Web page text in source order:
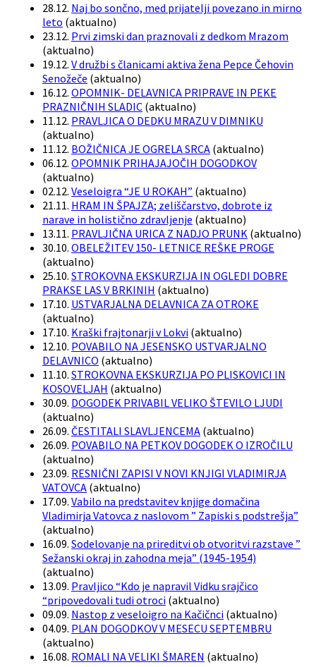
28.12. Naj bo sončno, med prijatelji povezano in mirno
leto (aktualno)
23.12. Prvi zimski dan praznovali z dedkom Mrazom
(aktualno)
19.12. V družbi s članicami aktiva žena Pepce Čehovin
Senožeče (aktualno)
16.12. OPOMNIK- DELAVNICA PRIPRAVE IN PEKE
PRAZNIČNIH SLADIC (aktualno)
11.12. PRAVLJICA O DEDKU MRAZU V DIMNIKU
(aktualno)
11.12. BOŽIČNICA JE OGRELA SRCA (aktualno)
06.12. OPOMNIK PRIHAJAJOČIH DOGODKOV
(aktualno)
02.12. Veseloigra “JE U ROKAH” (aktualno)
21.11. HRAM IN ŠPAJZA; zeliščarstvo, dobrote iz
narave in holistično zdravljenje (aktualno)
13.11. PRAVLJIČNA URICA Z NADJO PRUNK (aktualno)
30.10. OBELEŽITEV 150- LETNICE REŠKE PROGE
(aktualno)
25.10. STROKOVNA EKSKURZIJA IN OGLEDI DOBRE
PRAKSE LAS V BRKINIH (aktualno)
17.10. USTVARJALNA DELAVNICA ZA OTROKE
(aktualno)
17.10. Kraški frajtonarji v Lokvi (aktualno)
12.10. POVABILO NA JESENSKO USTVARJALNO
DELAVNICO (aktualno)
11.10. STROKOVNA EKSKURZIJA PO PLISKOVICI IN
KOSOVELJAH (aktualno)
30.09. DOGODEK PRIVABIL VELIKO ŠTEVILO LJUDI
(aktualno)
26.09. ČESTITALI SLAVLJENCEMA (aktualno)
26.09. POVABILO NA PETKOV DOGODEK O IZROČILU
(aktualno)
23.09. RESNIČNI ZAPISI V NOVI KNJIGI VLADIMIRJA
VATOVCA (aktualno)
17.09. Vabilo na predstavitev knjige domačina
Vladimirja Vatovca z naslovom ” Zapiski s podstrešja”
(aktualno)
16.09. Sodelovanje na prireditvi ob otvoritvi razstave ”
Sežanski okraj in zahodna meja” (1945-1954)
(aktualno)
13.09. Pravljico “Kdo je napravil Vidku srajčico
“pripovedovali tudi otroci (aktualno)
09.09. Nastop z veseloigro na Kačičnci (aktualno)
04.09. PLAN DOGODKOV V MESECU SEPTEMBRU
(aktualno)
16.08. ROMALI NA VELIKI ŠMAREN (aktualno)